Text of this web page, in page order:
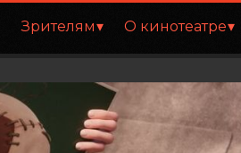
Зрителям О кинотеатре